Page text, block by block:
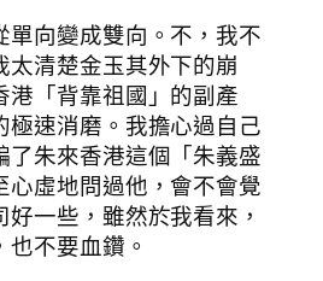
單向變成雙向。不，我不
太清楚金玉其外下的崩
港「背靠祖國」的副產
極速消磨。我擔心過自己
了朱來香港這個「朱義盛
心虛地問過他，會不會覺
一些，雖然於我看來，
不要血鑽。